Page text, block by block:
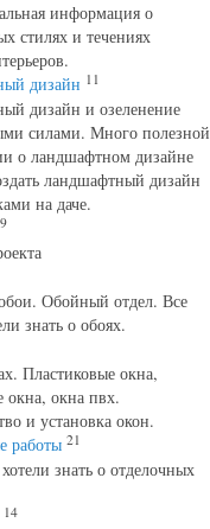
информация о
стилях и течениях
дизайн 11
дизайн и озеленение
силами. Много полезной
о ландшафтном дизайне
ландшафтный дизайн
на даче.
Обойный отдел. Все
знать о обоях.
Пластиковые окна,
окна, окна пвх.
и установка окон.
работы 21
знать о отделочных
14